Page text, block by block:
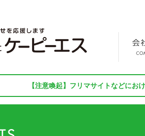
【注意喚起】フリマサイトなどにお